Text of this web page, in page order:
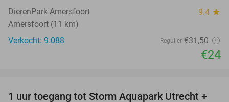
DierenPark Amersfoort 9.4 star
Amersfoort (11 km)
Verkocht: 9.088
Regulier €31,50
€24
1 uur toegang tot Storm Aquapark Utrecht +